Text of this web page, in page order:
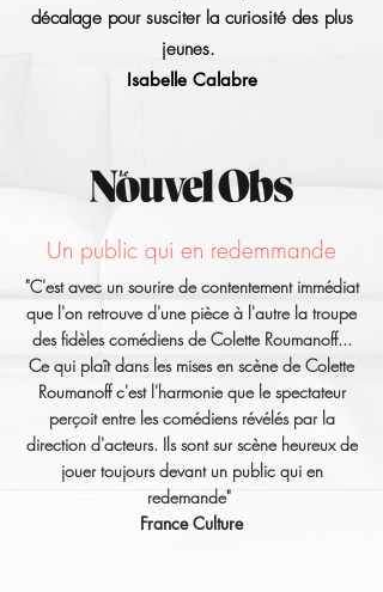
décalage pour susciter la curiosité des plus
jeunes.
Isabelle Calabre
Un public qui en redemmande
"C'est avec un sourire de contentement immédiat
que l'on retrouve d'une pièce à l'autre la troupe
des fidèles comédiens de Colette Roumanoff...
Ce qui plaît dans les mises en scène de Colette
Roumanoff c'est l'harmonie que le spectateur
perçoit entre les comédiens révélés par la
direction d'acteurs. Ils sont sur scène heureux de
jouer toujours devant un public qui en
redemande"
France Culture